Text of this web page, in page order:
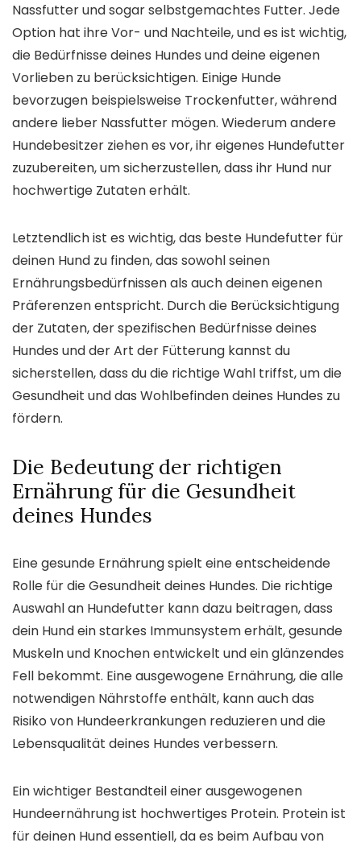
Nassfutter und sogar selbstgemachtes Futter. Jede
Option hat ihre Vor- und Nachteile, und es ist wichtig,
die Bedürfnisse deines Hundes und deine eigenen
Vorlieben zu berücksichtigen. Einige Hunde
bevorzugen beispielsweise Trockenfutter, während
andere lieber Nassfutter mögen. Wiederum andere
Hundebesitzer ziehen es vor, ihr eigenes Hundefutter
zuzubereiten, um sicherzustellen, dass ihr Hund nur
hochwertige Zutaten erhält.
Letztendlich ist es wichtig, das beste Hundefutter für
deinen Hund zu finden, das sowohl seinen
Ernährungsbedürfnissen als auch deinen eigenen
Präferenzen entspricht. Durch die Berücksichtigung
der Zutaten, der spezifischen Bedürfnisse deines
Hundes und der Art der Fütterung kannst du
sicherstellen, dass du die richtige Wahl triffst, um die
Gesundheit und das Wohlbefinden deines Hundes zu
fördern.
Die Bedeutung der richtigen
Ernährung für die Gesundheit
deines Hundes
Eine gesunde Ernährung spielt eine entscheidende
Rolle für die Gesundheit deines Hundes. Die richtige
Auswahl an Hundefutter kann dazu beitragen, dass
dein Hund ein starkes Immunsystem erhält, gesunde
Muskeln und Knochen entwickelt und ein glänzendes
Fell bekommt. Eine ausgewogene Ernährung, die alle
notwendigen Nährstoffe enthält, kann auch das
Risiko von Hundeerkrankungen reduzieren und die
Lebensqualität deines Hundes verbessern.
Ein wichtiger Bestandteil einer ausgewogenen
Hundeernährung ist hochwertiges Protein. Protein ist
für deinen Hund essentiell, da es beim Aufbau von